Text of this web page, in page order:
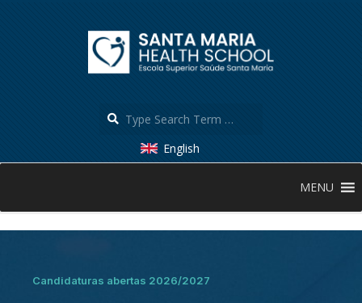
English
MENU
Candidaturas abertas 2026/2027